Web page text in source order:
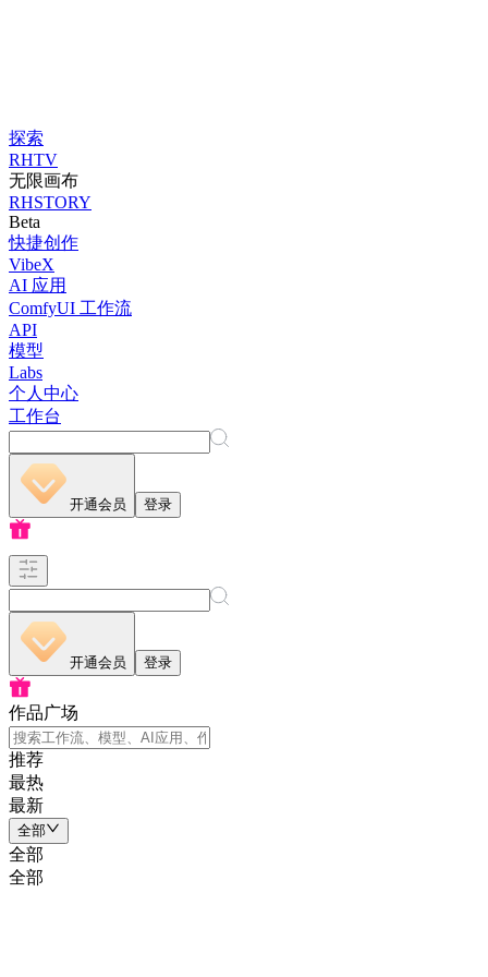
探索
RHTV
无限画布
RHSTORY
Beta
快捷创作
VibeX
AI 应用
ComfyUI 工作流
API
模型
Labs
个人中心
工作台
开通会员 登录
开通会员 登录
作品广场
推荐
最热
最新
全部
全部
全部